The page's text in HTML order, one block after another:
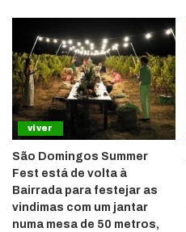
viver
São Domingos Summer
Fest está de volta à
Bairrada para festejar as
vindimas com um jantar
numa mesa de 50 metros,